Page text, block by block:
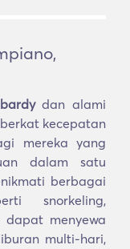
dan alami
kecepatan
mereka yang
dalam satu
berbagai
snorkeling,
dapat menyewa
multi-hari,